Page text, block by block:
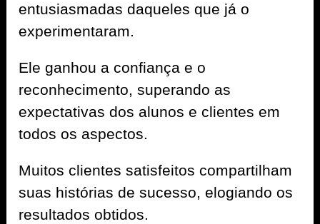
entusiasmadas daqueles que já o
experimentaram.
Ele ganhou a confiança e o
reconhecimento, superando as
expectativas dos alunos e clientes em
todos os aspectos.
Muitos clientes satisfeitos compartilham
suas histórias de sucesso, elogiando os
resultados obtidos.